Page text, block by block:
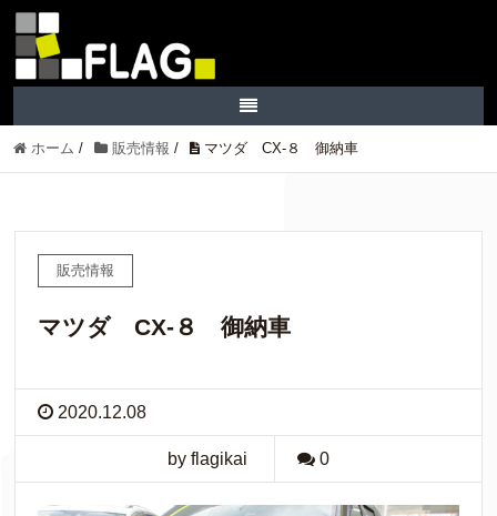
ホーム / 販売情報 / マツダ CX-８ 御納車
販売情報
マツダ CX-８ 御納車
2020.12.08
by flagikai 0